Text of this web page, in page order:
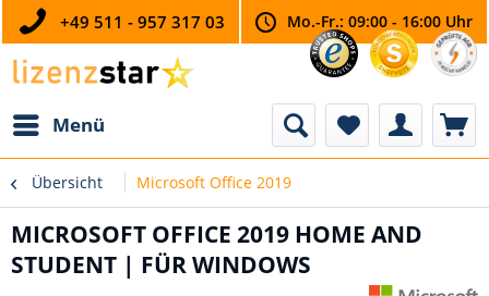
+49 511 - 957 317 03 Mo.-Fr.: 09:00 - 16:00 Uhr
Menü
Übersicht Microsoft Office 2019
MICROSOFT OFFICE 2019 HOME AND
STUDENT | FÜR WINDOWS